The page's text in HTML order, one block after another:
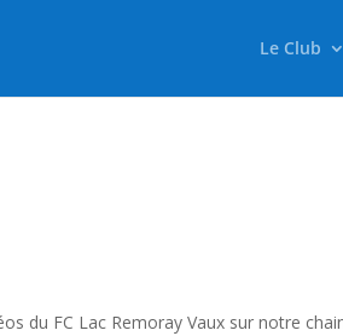
Le Club
du FC Lac Remoray Vaux sur notre